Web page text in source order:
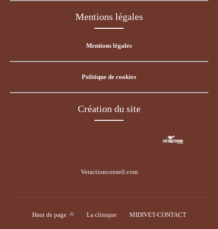
Mentions légales
Mentions légales
Politique de cookies
Création du site
Vetactionconseil.com
Haut de page La clinique MIDIVET-CONTACT